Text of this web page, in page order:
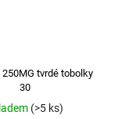
250MG tvrdé tobolky
30
(>5 ks)